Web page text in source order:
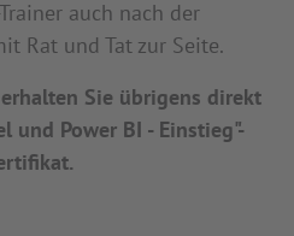
auch nach der
Rat und Tat zur Seite.
Sie übrigens direkt
und Power BI - Einstieg"-